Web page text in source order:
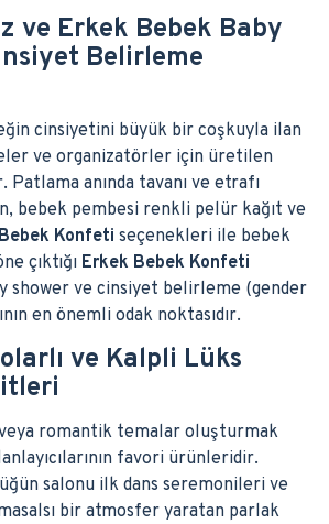
ve Erkek Bebek Baby
Belirleme
cinsiyetini büyük bir coşkuyla ilan
ve organizatörler için üretilen
anında tavanı ve etrafı
bebek pembesi renkli pelür kağıt ve
Konfeti seçenekleri ile bebek
çıktığı Erkek Bebek Konfeti
shower ve cinsiyet belirleme (gender
en önemli odak noktasıdır.
ve Kalpli Lüks
romantik temalar oluşturmak
favori ürünleridir.
salonu ilk dans seremonileri ve
bir atmosfer yaratan parlak